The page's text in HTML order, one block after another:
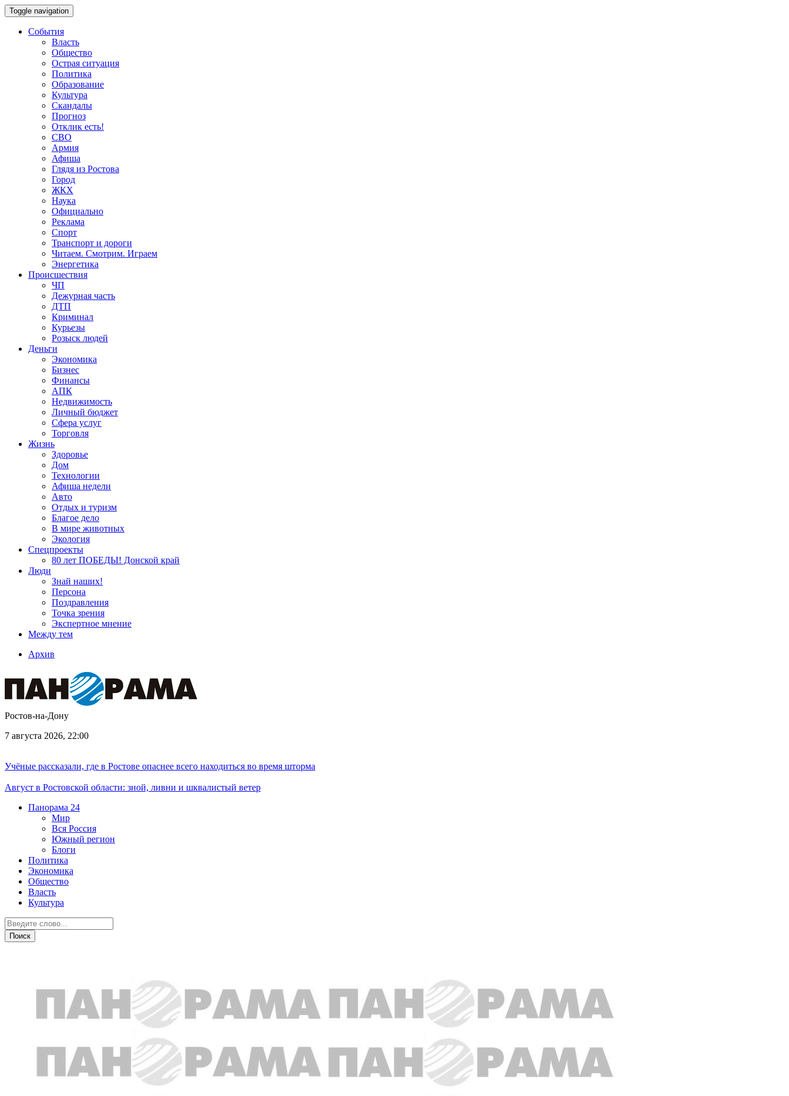
Toggle navigation
События
Власть
Общество
Острая ситуация
Политика
Образование
Культура
Скандалы
Прогноз
Отклик есть!
СВО
Армия
Афиша
Глядя из Ростова
Город
ЖКХ
Наука
Официально
Реклама
Спорт
Транспорт и дороги
Читаем. Смотрим. Играем
Энергетика
Происшествия
ЧП
Дежурная часть
ДТП
Криминал
Курьезы
Розыск людей
Деньги
Экономика
Бизнес
Финансы
АПК
Недвижимость
Личный бюджет
Сфера услуг
Торговля
Жизнь
Здоровье
Дом
Технологии
Афиша недели
Авто
Отдых и туризм
Благое дело
В мире животных
Экология
Спецпроекты
80 лет ПОБЕДЫ! Донской край
Люди
Знай наших!
Персона
Поздравления
Точка зрения
Экспертное мнение
Между тем
Архив
Ростов-на-Дону
7 августа 2026, 22:00
Учёные рассказали, где в Ростове опаснее всего находиться во время шторма
Август в Ростовской области: зной, ливни и шквалистый ветер
Панорама 24
Мир
Вся Россия
Южный регион
Блоги
Политика
Экономика
Общество
Власть
Культура